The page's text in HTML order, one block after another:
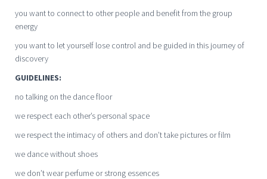
you want to connect to other people and benefit from the group
energy
you want to let yourself lose control and be guided in this journey of
discovery
GUIDELINES:
no talking on the dance floor
we respect each other’s personal space
we respect the intimacy of others and don’t take pictures or film
we dance without shoes
we don’t wear perfume or strong essences